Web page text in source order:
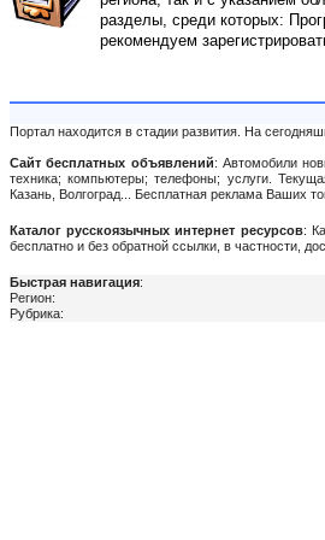
разделы, среди которых:
рекомендуем
Портал находится в стадии развития. На
Сайт бесплатных объявлений: Автомобили
техника; компьютеры; телефоны; услуги.
Казань, Волгоград... Бесплатная реклама Ваших
Каталог русскоязычных интернет ресурсов:
бесплатно и без обратной ссылки, в частности,
Быстрая навигация:
Регион:
Рубрика: